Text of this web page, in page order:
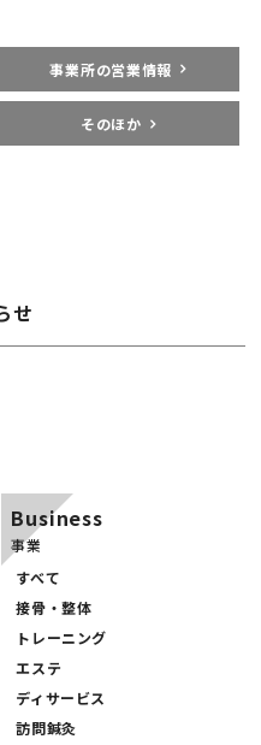
事業所の営業情報
そのほか
せ
Business
事業
すべて
接骨・整体
トレーニング
エステ
ディサービス
訪問鍼灸